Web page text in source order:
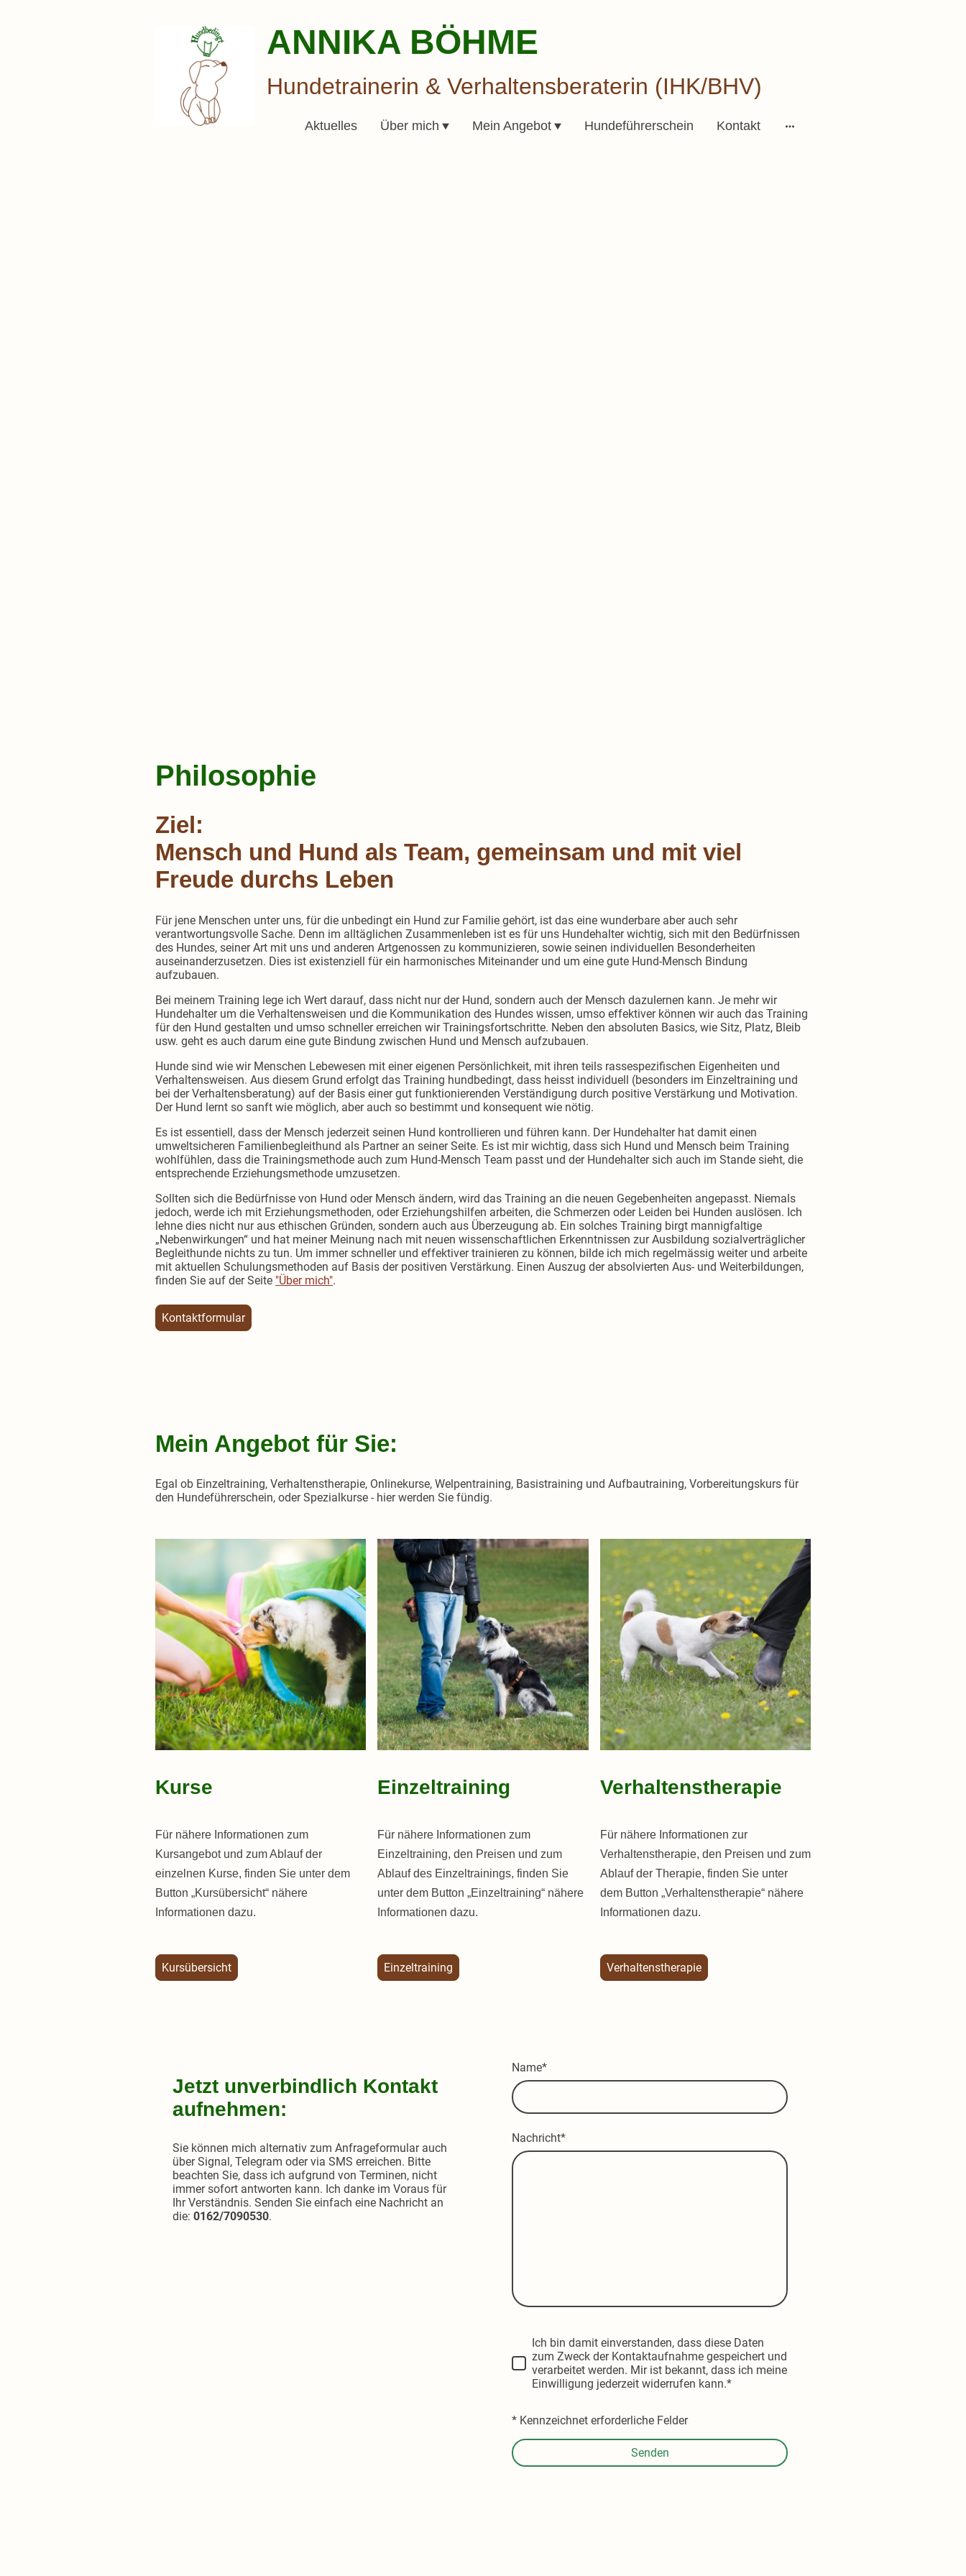
ANNIKA BÖHME
Hundetrainerin & Verhaltensberaterin (IHK/BHV)
Aktuelles Über mich Mein Angebot Hundeführerschein Kontakt
Philosophie
Ziel:
Mensch und Hund als Team, gemeinsam und mit viel
Freude durchs Leben
Für jene Menschen unter uns, für die unbedingt ein Hund zur Familie gehört, ist das eine wunderbare aber auch sehr
verantwortungsvolle Sache. Denn im alltäglichen Zusammenleben ist es für uns Hundehalter wichtig, sich mit den Bedürfnissen
des Hundes, seiner Art mit uns und anderen Artgenossen zu kommunizieren, sowie seinen individuellen Besonderheiten
auseinanderzusetzen. Dies ist existenziell für ein harmonisches Miteinander und um eine gute Hund-Mensch Bindung
aufzubauen.
Bei meinem Training lege ich Wert darauf, dass nicht nur der Hund, sondern auch der Mensch dazulernen kann. Je mehr wir
Hundehalter um die Verhaltensweisen und die Kommunikation des Hundes wissen, umso effektiver können wir auch das Training
für den Hund gestalten und umso schneller erreichen wir Trainingsfortschritte. Neben den absoluten Basics, wie Sitz, Platz, Bleib
usw. geht es auch darum eine gute Bindung zwischen Hund und Mensch aufzubauen.
Hunde sind wie wir Menschen Lebewesen mit einer eigenen Persönlichkeit, mit ihren teils rassespezifischen Eigenheiten und
Verhaltensweisen. Aus diesem Grund erfolgt das Training hundbedingt, dass heisst individuell (besonders im Einzeltraining und
bei der Verhaltensberatung) auf der Basis einer gut funktionierenden Verständigung durch positive Verstärkung und Motivation.
Der Hund lernt so sanft wie möglich, aber auch so bestimmt und konsequent wie nötig.
Es ist essentiell, dass der Mensch jederzeit seinen Hund kontrollieren und führen kann. Der Hundehalter hat damit einen
umweltsicheren Familienbegleithund als Partner an seiner Seite. Es ist mir wichtig, dass sich Hund und Mensch beim Training
wohlfühlen, dass die Trainingsmethode auch zum Hund-Mensch Team passt und der Hundehalter sich auch im Stande sieht, die
entsprechende Erziehungsmethode umzusetzen.
Sollten sich die Bedürfnisse von Hund oder Mensch ändern, wird das Training an die neuen Gegebenheiten angepasst. Niemals
jedoch, werde ich mit Erziehungsmethoden, oder Erziehungshilfen arbeiten, die Schmerzen oder Leiden bei Hunden auslösen. Ich
lehne dies nicht nur aus ethischen Gründen, sondern auch aus Überzeugung ab. Ein solches Training birgt mannigfaltige
„Nebenwirkungen“ und hat meiner Meinung nach mit neuen wissenschaftlichen Erkenntnissen zur Ausbildung sozialverträglicher
Begleithunde nichts zu tun. Um immer schneller und effektiver trainieren zu können, bilde ich mich regelmässig weiter und arbeite
mit aktuellen Schulungsmethoden auf Basis der positiven Verstärkung. Einen Auszug der absolvierten Aus- und Weiterbildungen,
finden Sie auf der Seite "Über mich".
Kontaktformular
Mein Angebot für Sie:
Egal ob Einzeltraining, Verhaltenstherapie, Onlinekurse, Welpentraining, Basistraining und Aufbautraining, Vorbereitungskurs für
den Hundeführerschein, oder Spezialkurse - hier werden Sie fündig.
Kurse
Für nähere Informationen zum
Kursangebot und zum Ablauf der
einzelnen Kurse, finden Sie unter dem
Button „Kursübersicht“ nähere
Informationen dazu.
Kursübersicht
Einzeltraining
Für nähere Informationen zum
Einzeltraining, den Preisen und zum
Ablauf des Einzeltrainings, finden Sie
unter dem Button „Einzeltraining“ nähere
Informationen dazu.
Einzeltraining
Verhaltenstherapie
Für nähere Informationen zur
Verhaltenstherapie, den Preisen und zum
Ablauf der Therapie, finden Sie unter
dem Button „Verhaltenstherapie“ nähere
Informationen dazu.
Verhaltenstherapie
Jetzt unverbindlich Kontakt
aufnehmen:
Sie können mich alternativ zum Anfrageformular auch
über Signal, Telegram oder via SMS erreichen. Bitte
beachten Sie, dass ich aufgrund von Terminen, nicht
immer sofort antworten kann. Ich danke im Voraus für
Ihr Verständnis. Senden Sie einfach eine Nachricht an
die: 0162/7090530.
Name*
Nachricht*
Ich bin damit einverstanden, dass diese Daten
zum Zweck der Kontaktaufnahme gespeichert und
verarbeitet werden. Mir ist bekannt, dass ich meine
Einwilligung jederzeit widerrufen kann.*
* Kennzeichnet erforderliche Felder
Senden